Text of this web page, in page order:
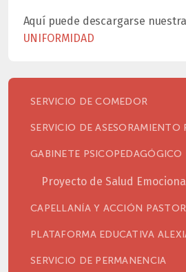
Aquí puede descargarse nuestra
UNIFORMIDAD
SERVICIO DE COMEDOR
SERVICIO DE ASESORAMIENTO
GABINETE PSICOPEDAGÓGICO
Proyecto de Salud
CAPELLANÍA Y ACCIÓN
PLATAFORMA EDUCATIVA
SERVICIO DE PERMANENCIA